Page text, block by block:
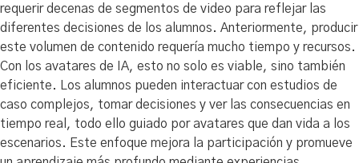
requerir decenas de segmentos de video para reflejar las
diferentes decisiones de los alumnos. Anteriormente, producir
este volumen de contenido requería mucho tiempo y recursos.
Con los avatares de IA, esto no solo es viable, sino también
eficiente. Los alumnos pueden interactuar con estudios de
caso complejos, tomar decisiones y ver las consecuencias en
tiempo real, todo ello guiado por avatares que dan vida a los
escenarios. Este enfoque mejora la participación y promueve